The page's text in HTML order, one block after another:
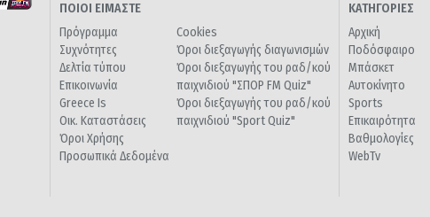
ΠΟΙΟΙ ΕΙΜΑΣΤΕ
Πρόγραμμα
Συχνότητες
Δελτία τύπου
Επικοινωνία
Greece Is
Οικ. Καταστάσεις
Όροι Χρήσης
Προσωπικά Δεδομένα
Cookies
Όροι διεξαγωγής διαγωνισμών
Όροι διεξαγωγής του ραδ/κού
παιχνιδιού "ΣΠΟΡ FM Quiz"
Όροι διεξαγωγής του ραδ/κού
παιχνιδιού "Sport Quiz"
ΚΑΤΗΓΟΡΙΕΣ
Αρχική
Ποδόσφαιρο
Μπάσκετ
Αυτοκίνητο
Sports
Επικαιρότητα
Βαθμολογίες
WebTv